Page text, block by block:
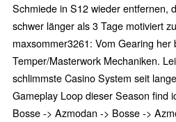
Schmiede in S12 wieder entfernen,
schwer länger als 3 Tage motiviert
maxsommer3261: Vom Gearing her
Temper/Masterwork Mechaniken.
schlimmste Casino System seit
Gameplay Loop dieser Season find
Bosse -> Azmodan -> Bosse ->